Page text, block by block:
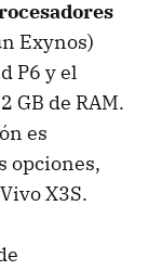
Exynos)
P6 y el
GB de RAM.
es
opciones,
X3S.